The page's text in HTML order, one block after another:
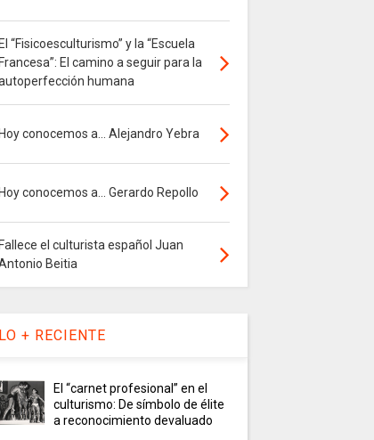
El “Fisicoesculturismo” y la “Escuela
Francesa”: El camino a seguir para la
humana
Hoy conocemos a... Alejandro Yebra
Hoy conocemos a... Gerardo Repollo
Fallece el culturista español Juan
Beitia
LO + RECIENTE
El “carnet profesional” en el
culturismo: De símbolo de élite
a reconocimiento devaluado